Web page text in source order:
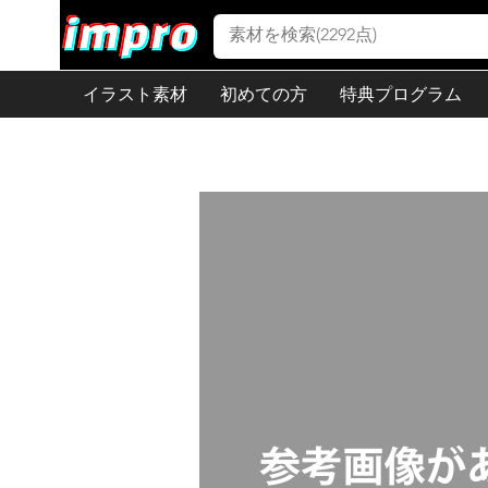
イラスト素材 初めての方 特典プログラム